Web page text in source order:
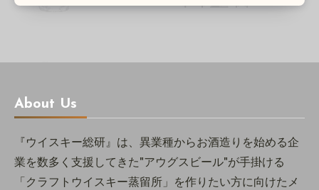
About Us
『ウイスキー総研』は、異業種からお酒造りを始める企
業を数多く支援してきた"アウグスビール"が手掛ける
「クラフトウイスキー蒸留所」を作りたい方に向けたメ